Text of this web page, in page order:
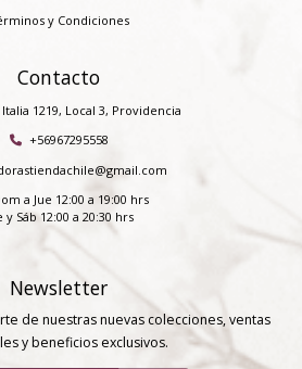
y Condiciones
Contacto
1219, Local 3, Providencia
+56967295558
a Jue 12:00 a 19:00 hrs
y Sáb 12:00 a 20:30 hrs
Newsletter
de nuestras nuevas colecciones, ventas
y beneficios exclusivos.